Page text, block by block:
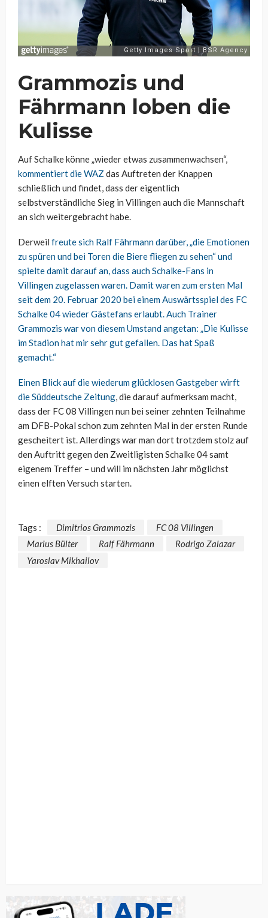
Grammozis und
Fährmann loben die
Kulisse
Auf Schalke könne „wieder etwas zusammenwachsen“,
kommentiert die WAZ das Auftreten der Knappen
schließlich und findet, dass der eigentlich
selbstverständliche Sieg in Villingen auch die Mannschaft
an sich weitergebracht habe.
Derweil freute sich Ralf Fährmann darüber, „die Emotionen
zu spüren und bei Toren die Biere fliegen zu sehen“ und
spielte damit darauf an, dass auch Schalke-Fans in
Villingen zugelassen waren. Damit waren zum ersten Mal
seit dem 20. Februar 2020 bei einem Auswärtsspiel des FC
Schalke 04 wieder Gästefans erlaubt. Auch Trainer
Grammozis war von diesem Umstand angetan: „Die Kulisse
im Stadion hat mir sehr gut gefallen. Das hat Spaß
gemacht.“
Einen Blick auf die wiederum glücklosen Gastgeberwirft
die Süddeutsche Zeitung, die darauf aufmerksam macht,
dass der FC 08 Villingen nun bei seiner zehnten Teilnahme
am DFB-Pokal schon zum zehnten Mal in der ersten Runde
gescheitert ist. Allerdings war man dort trotzdem stolz auf
den Auftritt gegen den Zweitligisten Schalke 04 samt
eigenem Treffer – und will im nächsten Jahr möglichst
einen elften Versuch starten.
Tags : Dimitrios Grammozis
FC 08 Villingen
Marius Bülter
Ralf Fährmann
Rodrigo Zalazar
Yaroslav Mikhailov